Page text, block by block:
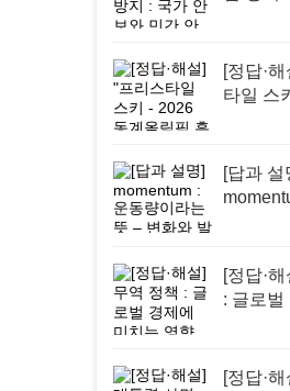
[정답·
타일 스
[답과 설
상징으
념이다
[정답·
: 글로벌
[정답·